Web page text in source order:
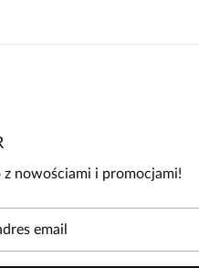
osobą, która podzieli się opinią o
opinie mogą dodawać tylko
z nowościami i promocjami!